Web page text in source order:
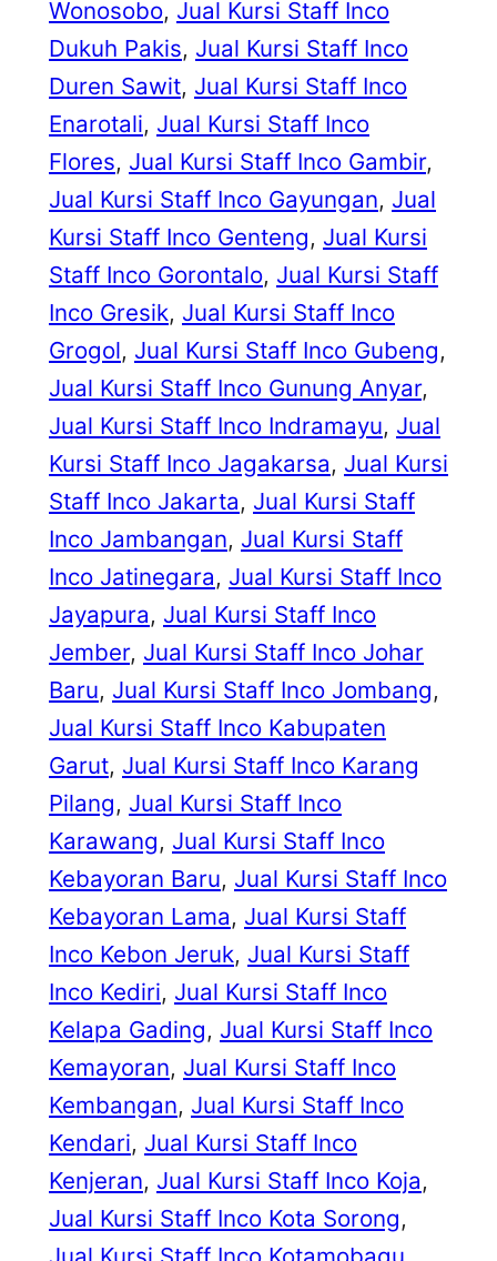
Wonosobo, Jual Kursi Staff Inco
Dukuh Pakis, Jual Kursi Staff Inco
Duren Sawit, Jual Kursi Staff Inco
Enarotali, Jual Kursi Staff Inco
Flores, Jual Kursi Staff Inco Gambir
Jual Kursi Staff Inco Gayungan, Jual
Kursi Staff Inco Genteng, Jual Kursi
Staff Inco Gorontalo, Jual Kursi Staff
Inco Gresik, Jual Kursi Staff Inco
Grogol, Jual Kursi Staff Inco Gubeng
Jual Kursi Staff Inco Gunung Anyar
Jual Kursi Staff Inco Indramayu, Jual
Kursi Staff Inco Jagakarsa, Jual Kursi
Staff Inco Jakarta, Jual Kursi Staff
Inco Jambangan, Jual Kursi Staff
Inco Jatinegara, Jual Kursi Staff Inco
Jayapura, Jual Kursi Staff Inco
Jember, Jual Kursi Staff Inco Johar
Baru, Jual Kursi Staff Inco Jombang
Jual Kursi Staff Inco Kabupaten
Garut, Jual Kursi Staff Inco Karang
Pilang, Jual Kursi Staff Inco
Karawang, Jual Kursi Staff Inco
Kebayoran Baru, Jual Kursi Staff Inco
Kebayoran Lama, Jual Kursi Staff
Inco Kebon Jeruk, Jual Kursi Staff
Inco Kediri, Jual Kursi Staff Inco
Kelapa Gading, Jual Kursi Staff Inco
Kemayoran, Jual Kursi Staff Inco
Kembangan, Jual Kursi Staff Inco
Kendari, Jual Kursi Staff Inco
Kenjeran, Jual Kursi Staff Inco Koja
Jual Kursi Staff Inco Kota Sorong